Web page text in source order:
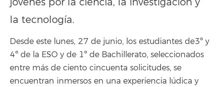
la tecnología.
Desde este lunes, 27 de junio, los estudiantes de3º y
4º de la ESO y de 1º de Bachillerato, seleccionados
entre más de ciento cincuenta solicitudes, se
encuentran inmersos en una experiencia lúdica y